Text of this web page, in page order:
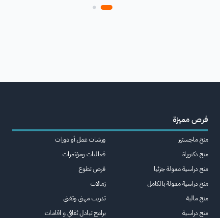
فرص مميزة
منح ماجستير
منح دكتوراة
منح دراسية ممولة جزئيا
منح دراسية ممولة بالكامل
منح مالية
منح دراسية
ورشات عمل أو دورات
فعاليات ومؤتمرات
فرص تطوع
زمالات
تدريب مهني وتقني
برامج تبادل ثقافي و اقامات